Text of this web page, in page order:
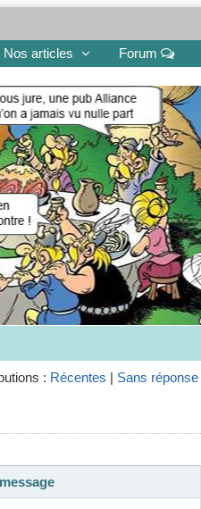
Nos articles Forum
: Récentes | Sans réponse